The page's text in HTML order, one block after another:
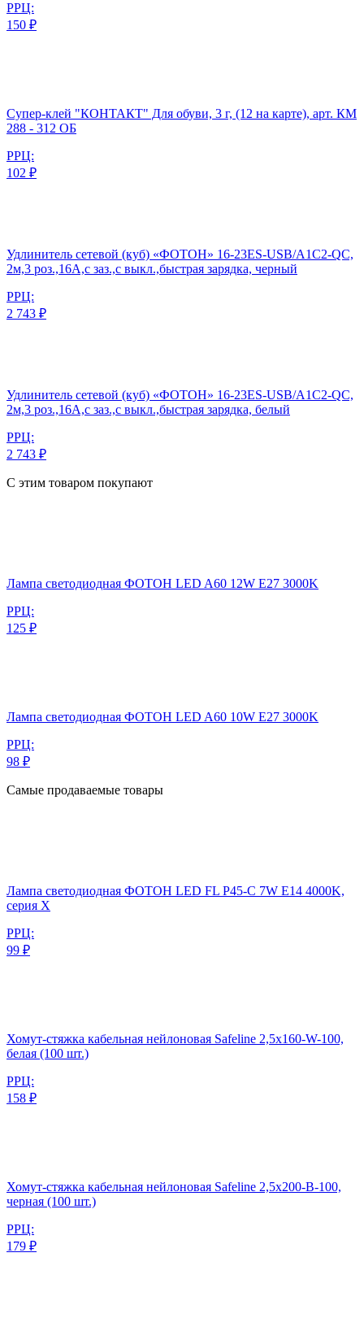
РРЦ:
150 ₽
Супер-клей "КОНТАКТ" Для обуви, 3 г, (12 на карте), арт. КМ
288 - 312 ОБ
РРЦ:
102 ₽
Удлинитель сетевой (куб) «ФОТОН» 16-23ES-USB/A1C2-QC,
2м,3 роз.,16А,с заз.,с выкл.,быстрая зарядка, черный
РРЦ:
2 743 ₽
Удлинитель сетевой (куб) «ФОТОН» 16-23ES-USB/A1C2-QC,
2м,3 роз.,16А,с заз.,с выкл.,быстрая зарядка, белый
РРЦ:
2 743 ₽
С этим товаром покупают
Лампа светодиодная ФОТОН LED A60 12W E27 3000K
РРЦ:
125 ₽
Лампа светодиодная ФОТОН LED A60 10W E27 3000K
РРЦ:
98 ₽
Самые продаваемые товары
Лампа светодиодная ФОТОН LED FL P45-C 7W E14 4000K,
серия Х
РРЦ:
99 ₽
Хомут-стяжка кабельная нейлоновая Safeline 2,5x160-W-100,
белая (100 шт.)
РРЦ:
158 ₽
Хомут-стяжка кабельная нейлоновая Safeline 2,5x200-В-100,
черная (100 шт.)
РРЦ:
179 ₽